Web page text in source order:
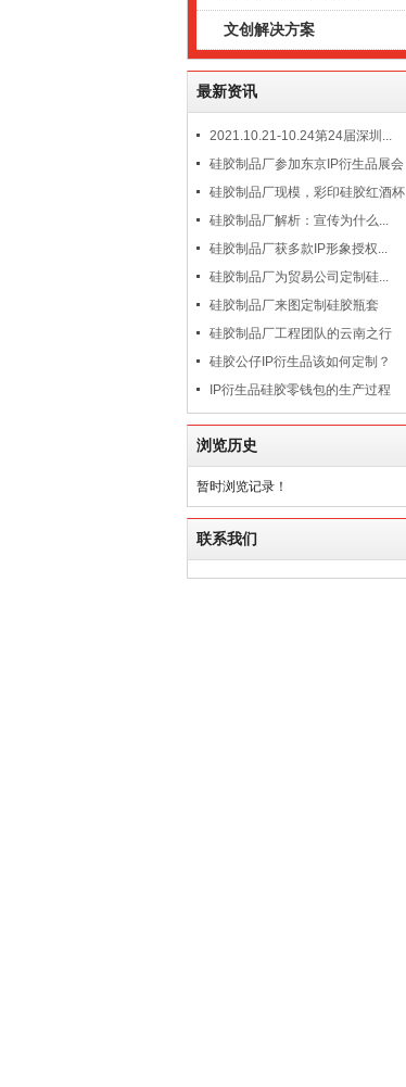
文创解决方案
最新资讯
2021.10.21-10.24第24届深圳...
硅胶制品厂参加东京IP衍生品展会
硅胶制品厂现模，彩印硅胶红酒杯
硅胶制品厂解析：宣传为什么...
硅胶制品厂获多款IP形象授权...
硅胶制品厂为贸易公司定制硅...
硅胶制品厂来图定制硅胶瓶套
硅胶制品厂工程团队的云南之行
硅胶公仔IP衍生品该如何定制？
IP衍生品硅胶零钱包的生产过程
浏览历史
暂时浏览记录！
联系我们